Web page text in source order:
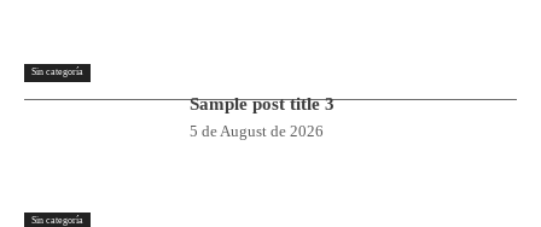
Sin categoría
Sin categoría
Sample post title 3
5 de August de 2026